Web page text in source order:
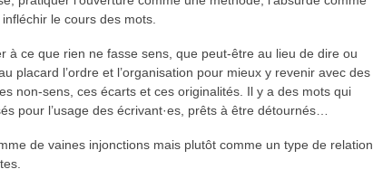
le cours des mots.
à ce que rien ne fasse sens, que peut-être au lieu de dire ou
placard l’ordre et l’organisation pour mieux y revenir avec des
non-sens, ces écarts et ces originalités. Il y a des mots qui
pour l’usage des écrivant·es, prêts à être détournés…
de vaines injonctions mais plutôt comme un type de relation